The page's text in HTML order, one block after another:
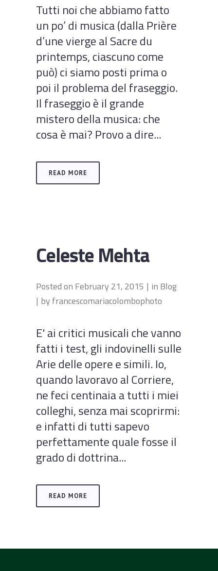
Tutti noi che abbiamo fatto
un po’ di musica (dalla Prière
d’une vierge al Sacre du
printemps, ciascuno come
può) ci siamo posti prima o
poi il problema del fraseggio.
Il fraseggio è il grande
mistero della musica: che
cosa è mai? Provo a dire...
READ MORE
Celeste Mehta
Posted on February 21, 2015 in Blog
by francescomariacolombophoto
E' ai critici musicali che vanno
fatti i test, gli indovinelli sulle
Arie delle opere e simili. Io,
quando lavoravo al Corriere,
ne feci centinaia a tutti i miei
colleghi, senza mai scoprirmi:
e infatti di tutti sapevo
perfettamente quale fosse il
grado di dottrina...
READ MORE